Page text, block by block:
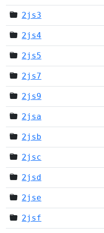
2js3
2js4
2js5
2js7
2js9
2jsa
2jsb
2jsc
2jsd
2jse
2jsf